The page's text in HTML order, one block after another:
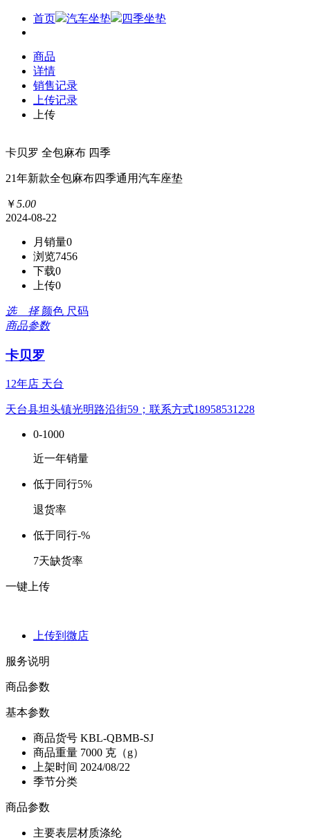
首页 汽车坐垫 四季坐垫
商品
详情
销售记录
上传记录
上传
卡贝罗 全包麻布 四季
21年新款全包麻布四季通用汽车座垫
￥5.00
2024-08-22
月销量0
浏览7456
下载0
上传0
选 择 颜色 尺码
商品参数
卡贝罗
12年店 天台
天台县坦头镇光明路沿街59；联系方式18958531228
0-1000
近一年销量
低于同行5%
退货率
低于同行-%
7天缺货率
一键上传
上传到微店
服务说明
商品参数
基本参数
商品货号 KBL-QBMB-SJ
商品重量 7000 克（g）
上架时间 2024/08/22
季节分类
商品参数
主要表层材质涤纶